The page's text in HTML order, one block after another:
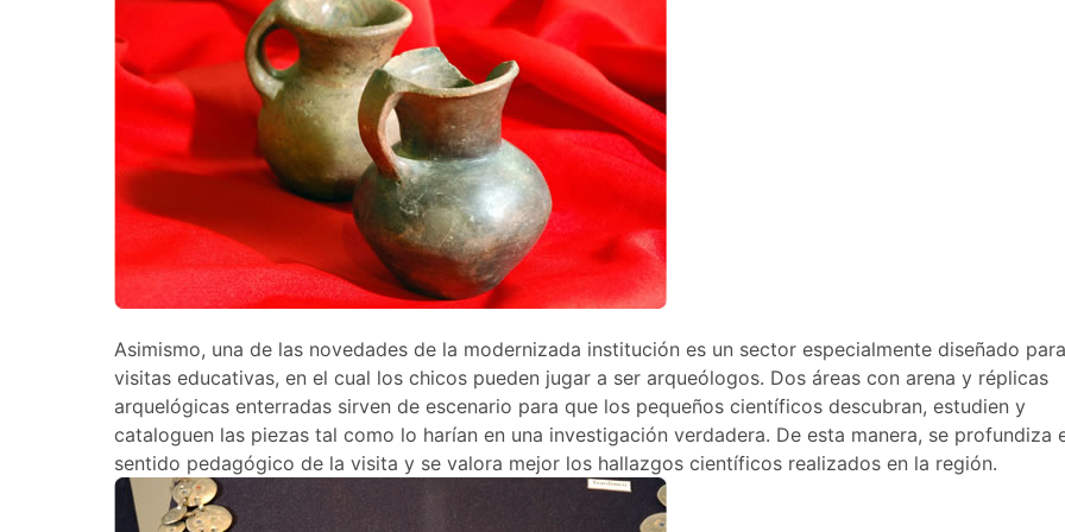
Asimismo, una de las novedades de la modernizada institución es un sector especialmente diseñado
visitas educativas, en el cual los chicos pueden jugar a ser arqueólogos. Dos áreas con arena y réplicas
arquelógicas enterradas sirven de escenario para que los pequeños científicos descubran, estudien y
cataloguen las piezas tal como lo harían en una investigación verdadera. De esta manera, se profundiza
sentido pedagógico de la visita y se valora mejor los hallazgos científicos realizados en la región.